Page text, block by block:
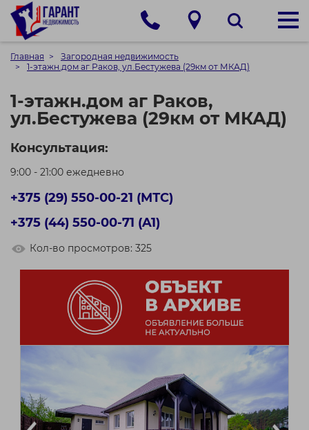
Главная
Загородная недвижимость
1-этажн.дом аг Раков, ул.Бестужева (29км от МКАД)
1-этажн.дом аг Раков,
ул.Бестужева (29км от МКАД)
Консультация:
9:00 - 21:00 ежедневно
+375 (29) 550-00-21 (МТС)
+375 (44) 550-00-71 (A1)
Кол-во просмотров: 325